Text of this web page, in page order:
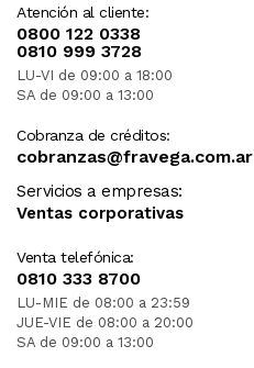
Atención al cliente:
0800 122 0338
0810 999 3728
LU-VI de 09:00 a 18:00
SA de 09:00 a 13:00
Cobranza de créditos:
cobranzas@fravega.com.ar
Servicios a empresas:
Ventas corporativas
Venta telefónica:
0810 333 8700
LU-MIE de 08:00 a 23:59
JUE-VIE de 08:00 a 20:00
SA de 09:00 a 13:00